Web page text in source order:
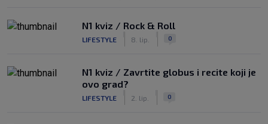
N1 kviz / Rock & Roll
LIFESTYLE 8. lip. 0
N1 kviz / Zavrtite globus i recite koji je
ovo grad?
LIFESTYLE 2. lip. 0